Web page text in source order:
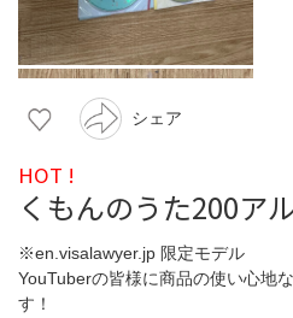
シェア
HOT !
くもんのうた200ア
※en.visalawyer.jp 限定モデル
YouTuberの皆様に商品の使い心地
す！